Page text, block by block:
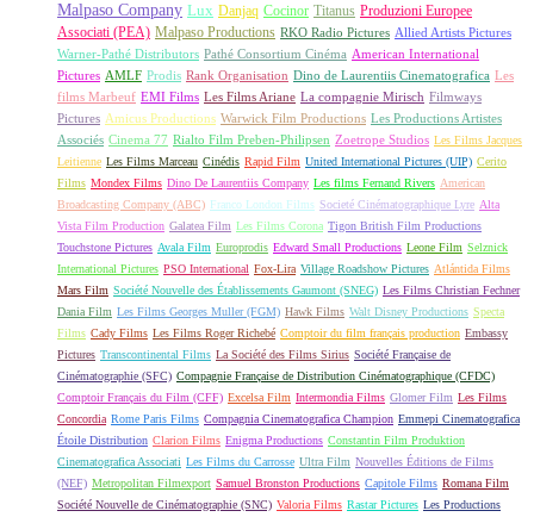
Malpaso Company Lux Danjaq Cocinor Titanus Produzioni Europee
Associati (PEA) Malpaso Productions RKO Radio Pictures Allied Artists Pictures
Warner-Pathé Distributors Pathé Consortium Cinéma American International
Pictures AMLF Prodis Rank Organisation Dino de Laurentiis Cinematografica Les
films Marbeuf EMI Films Les Films Ariane La compagnie Mirisch Filmways
Pictures Amicus Productions Warwick Film Productions Les Productions Artistes
Associés Cinema 77 Rialto Film Preben-Philipsen Zoetrope Studios Les Films Jacques
Leitienne Les Films Marceau Cinédis Rapid Film United International Pictures (UIP) Cerito
Films Mondex Films Dino De Laurentiis Company Les films Fernand Rivers American
Broadcasting Company (ABC) Franco London Films Societé Cinématographique Lyre Alta
Vista Film Production Galatea Film Les Films Corona Tigon British Film Productions
Touchstone Pictures Avala Film Europrodis Edward Small Productions Leone Film Selznick
International Pictures PSO International Fox-Lira Village Roadshow Pictures Atlántida Films
Mars Film Société Nouvelle des Établissements Gaumont (SNEG) Les Films Christian Fechner
Dania Film Les Films Georges Muller (FGM) Hawk Films Walt Disney Productions Specta
Films Cady Films Les Films Roger Richebé Comptoir du film français production Embassy
Pictures Transcontinental Films La Société des Films Sirius Société Française de
Cinématographie (SFC) Compagnie Française de Distribution Cinématographique (CFDC)
Comptoir Français du Film (CFF) Excelsa Film Intermondia Films Glomer Film Les Films
Concordia Rome Paris Films Compagnia Cinematografica Champion Emmepi Cinematografica
Étoile Distribution Clarion Films Enigma Productions Constantin Film Produktion
Cinematografica Associati Les Films du Carrosse Ultra Film Nouvelles Éditions de Films
(NEF) Metropolitan Filmexport Samuel Bronston Productions Capitole Films Romana Film
Société Nouvelle de Cinématographie (SNC) Valoria Films Rastar Pictures Les Productions